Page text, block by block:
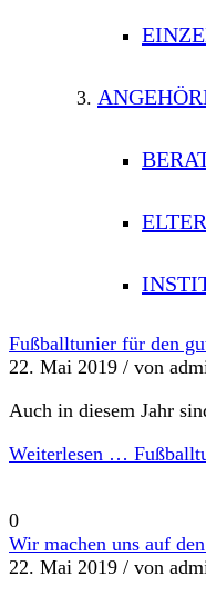
Fußballtunier für den
22. Mai 2019 / von
Auch in diesem Jahr
Weiterlesen …
0
Wir machen uns auf
22. Mai 2019 / von